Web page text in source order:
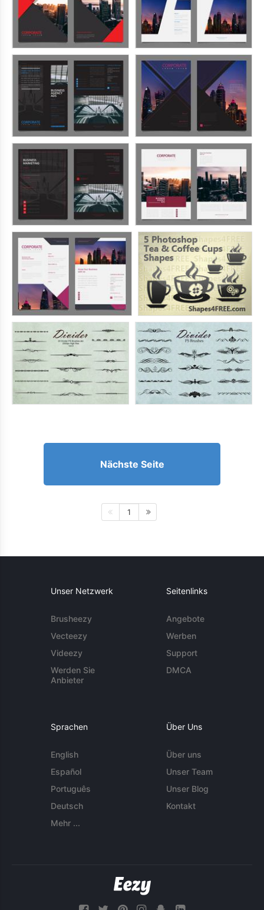
Nächste Seite
1
Unser Netzwerk
Brusheezy
Vecteezy
Videezy
Werden Sie
Anbieter
Seitenlinks
Angebote
Werben
Support
DMCA
Sprachen
English
Español
Português
Deutsch
Mehr ...
Über Uns
Über uns
Unser Team
Unser Blog
Kontakt